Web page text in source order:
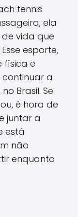
tennis
ela
vida que
esporte,
física e
a
Brasil. Se
é hora de
juntar a
está
não
enquanto